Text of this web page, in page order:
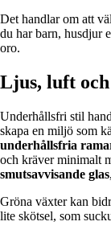
Det handlar om att
du har barn, husdjur
oro.
Ljus, luft
Underhållsfri stil
skapa en miljö som
underhållsfria
och kräver minimalt
smutsavvisande glas
Gröna växter kan
lite skötsel, som